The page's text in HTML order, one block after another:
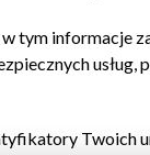
w tym informacje
usług,